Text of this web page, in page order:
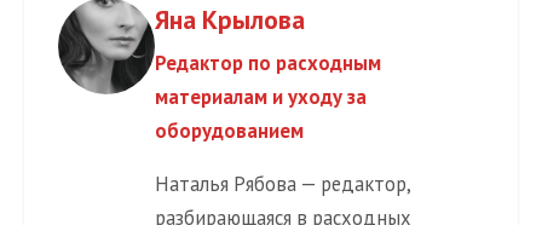
Яна Крылова
Редактор по расходным
материалам и уходу за
оборудованием
Наталья Рябова — редактор,
разбирающаяся в расходных